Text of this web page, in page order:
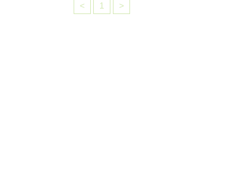
< 1 >